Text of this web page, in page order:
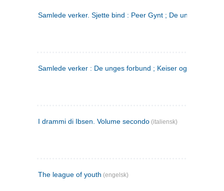
Samlede verker. Sjette bind : Peer Gynt ; De unges
Samlede verker : De unges forbund ; Keiser og Galilæer. 3
I drammi di Ibsen. Volume secondo (italiensk)
The league of youth (engelsk)